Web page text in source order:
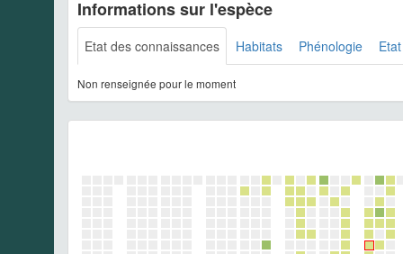
Informations sur l'espèce
Etat des connaissances Habitats Phénologie
Non renseignée pour le moment